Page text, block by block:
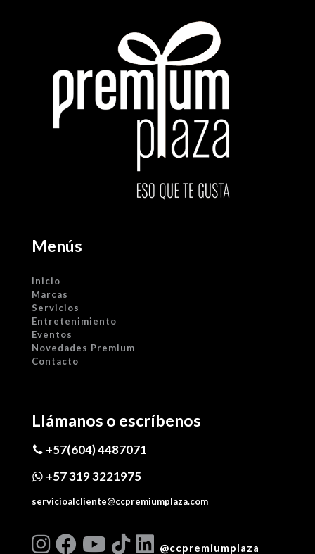
Menús
Inicio
Marcas
Servicios
Entretenimiento
Eventos
Novedades Premium
Contacto
Llámanos o escríbenos
+57(604) 4487071
+57 319 3221975
servicioalcliente@ccpremiumplaza.com
@ccpremiumplaza